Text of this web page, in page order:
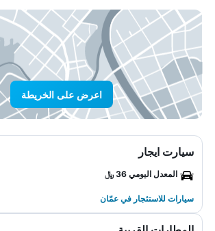
اعرض على الخريطة
سيارت ايجار
المعدل اليومي 36 ﷼
سيارات للاستئجار في عمّان